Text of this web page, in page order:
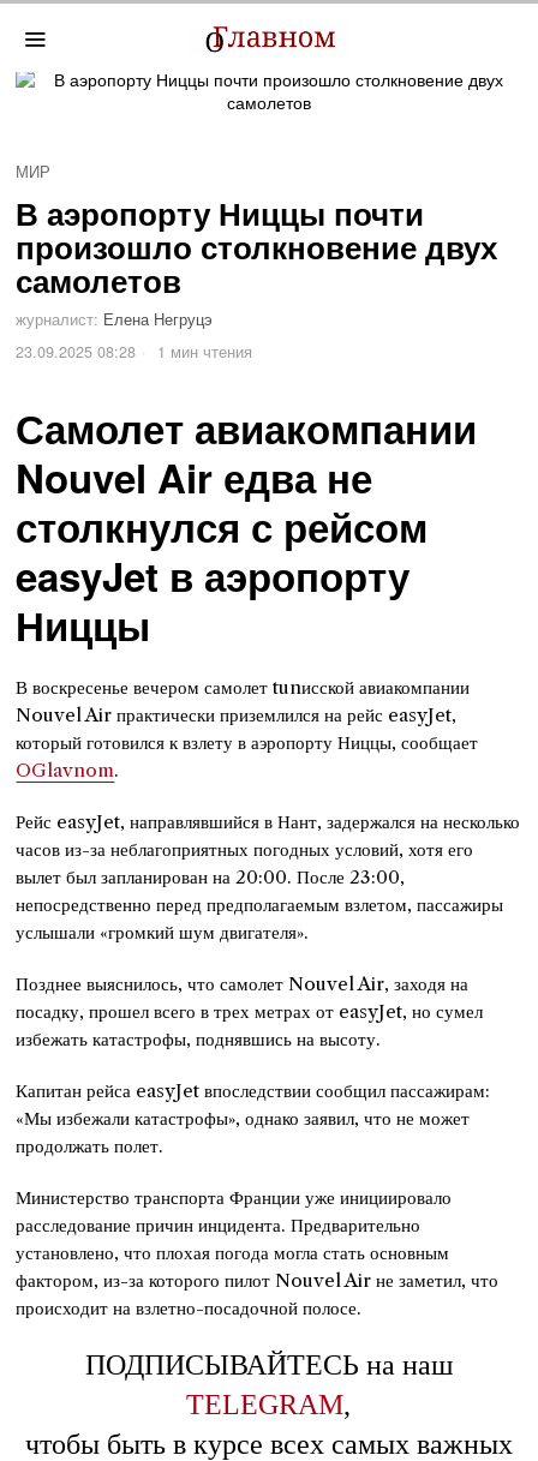
МИР
В аэропорту Ниццы почти
произошло столкновение двух
самолетов
журналист: Елена Негруцэ
23.09.2025 08:28
1 мин чтения
Самолет авиакомпании
Nouvel Air едва не
столкнулся с рейсом
easyJet в аэропорту
Ниццы
В воскресенье вечером самолет tunисской авиакомпании
Nouvel Air практически приземлился на рейс easyJet,
который готовился к взлету в аэропорту Ниццы, сообщает
OGlavnom.
Рейс easyJet, направлявшийся в Нант, задержался на несколько
часов из-за неблагоприятных погодных условий, хотя его
вылет был запланирован на 20:00. После 23:00,
непосредственно перед предполагаемым взлетом, пассажиры
услышали «громкий шум двигателя».
Позднее выяснилось, что самолет Nouvel Air, заходя на
посадку, прошел всего в трех метрах от easyJet, но сумел
избежать катастрофы, поднявшись на высоту.
Капитан рейса easyJet впоследствии сообщил пассажирам:
«Мы избежали катастрофы», однако заявил, что не может
продолжать полет.
Министерство транспорта Франции уже инициировало
расследование причин инцидента. Предварительно
установлено, что плохая погода могла стать основным
фактором, из-за которого пилот Nouvel Air не заметил, что
происходит на взлетно-посадочной полосе.
ПОДПИСЫВАЙТЕСЬ на наш
TELEGRAM,
чтобы быть в курсе всех самых важных